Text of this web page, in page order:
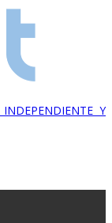
INDEPENDIENTE Y